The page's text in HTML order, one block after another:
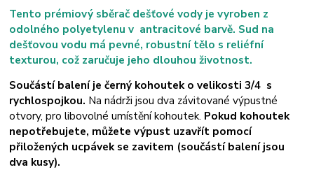
Tento prémiový sběrač dešťové vody je vyroben z
odolného polyetylenu v antracitové barvě. Sud na
dešťovou vodu má pevné, robustní tělo s reliéfní
texturou, což zaručuje jeho dlouhou životnost.
Součástí balení je černý kohoutek o velikosti 3/4 s
rychlospojkou. Na nádrži jsou dva závitované výpustné
otvory, pro libovolné umístění kohoutek. Pokud kohoutek
nepotřebujete, můžete výpust uzavřít pomocí
přiložených ucpávek se zavitem (součástí balení jsou
dva kusy).